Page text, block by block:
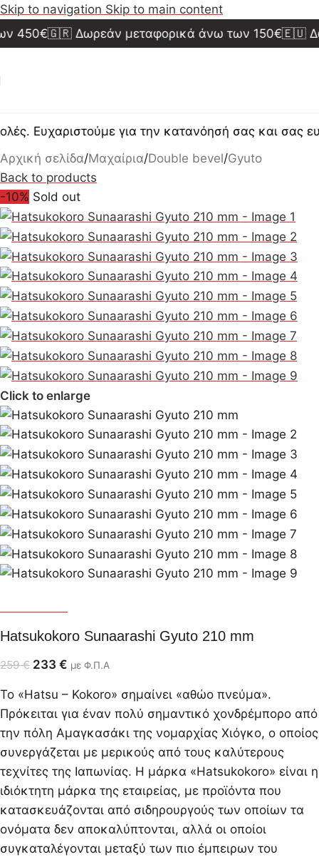
Skip to navigation Skip to main content
🇬🇷 Δωρεάν μεταφορικά άνω των 150€🇪🇺
Ευχαριστούμε για την κατανόησή σας και σας
Αρχική σελίδα/Μαχαίρια/Double bevel/Gyuto
Back to products
-10% Sold out
Click to enlarge
Hatsukokoro Sunaarashi Gyuto 210 mm
259€ 233 € με Φ.Π.Α
Το «Hatsu – Kokoro» σημαίνει «αθώο πνεύμα».
Πρόκειται για έναν πολύ σημαντικό χονδρέμπορο από
την πόλη Αμαγκασάκι της νομαρχίας Χιόγκο, ο οποίος
συνεργάζεται με μερικούς από τους καλύτερους
τεχνίτες της Ιαπωνίας. Η μάρκα «Hatsukokoro» είναι η
ιδιόκτητη μάρκα της εταιρείας, με προϊόντα που
κατασκευάζονται από σιδηρουργούς των οποίων τα
ονόματα δεν αποκαλύπτονται, αλλά οι οποίοι
συγκαταλέγονται μεταξύ των πιο έμπειρων του